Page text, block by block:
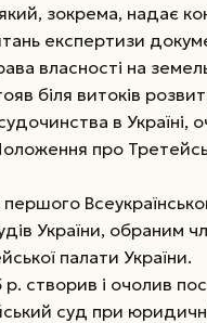
зокрема, надає
експертизи
власності на
біля витоків
в Україні,
про
України, обраним
палати України.
створив і очолив
суд при